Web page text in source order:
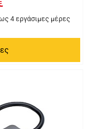
4 εργάσιμες μέρες